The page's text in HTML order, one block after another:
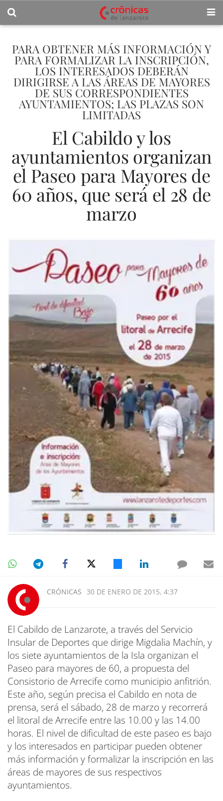
PARA OBTENER MÁS INFORMACIÓN Y
PARA FORMALIZAR LA INSCRIPCIÓN,
LOS INTERESADOS DEBERÁN
DIRIGIRSE A LAS ÁREAS DE MAYORES
DE SUS CORRESPONDIENTES
AYUNTAMIENTOS; LAS PLAZAS SON
LIMITADAS
El Cabildo y los
ayuntamientos organizan
el Paseo para Mayores de
60 años, que será el 28 de
marzo
CRÓNICAS 30 DE ENERO DE 2015, 4:37
El Cabildo de Lanzarote, a través del Servicio
Insular de Deportes que dirige Migdalia Machín, y
los siete ayuntamientos de la Isla organizan el
Paseo para mayores de 60, a propuesta del
Consistorio de Arrecife como municipio anfitrión.
Este año, según precisa el Cabildo en nota de
prensa, será el sábado, 28 de marzo y recorrerá
el litoral de Arrecife entre las 10.00 y las 14.00
horas. El nivel de dificultad de este paseo es bajo
y los interesados en participar pueden obtener
más información y formalizar la inscripción en las
áreas de mayores de sus respectivos
ayuntamientos.